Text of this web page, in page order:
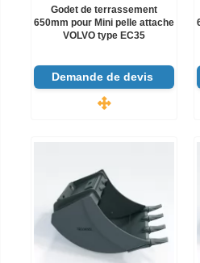
Godet de terrassement
650mm pour Mini pelle attache
VOLVO type EC35
Demande de devis